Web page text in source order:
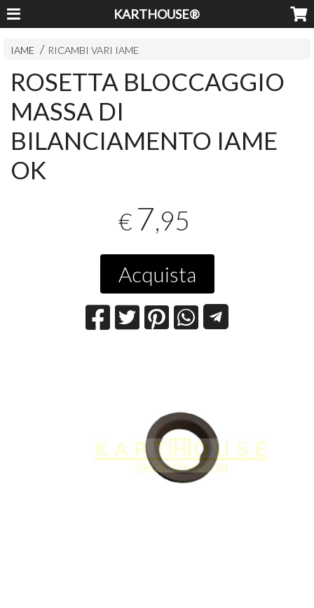
KARTHOUSE®
IAME RICAMBI VARI IAME
ROSETTA BLOCCAGGIO
MASSA DI
BILANCIAMENTO IAME
OK
€ 7,95
Acquista